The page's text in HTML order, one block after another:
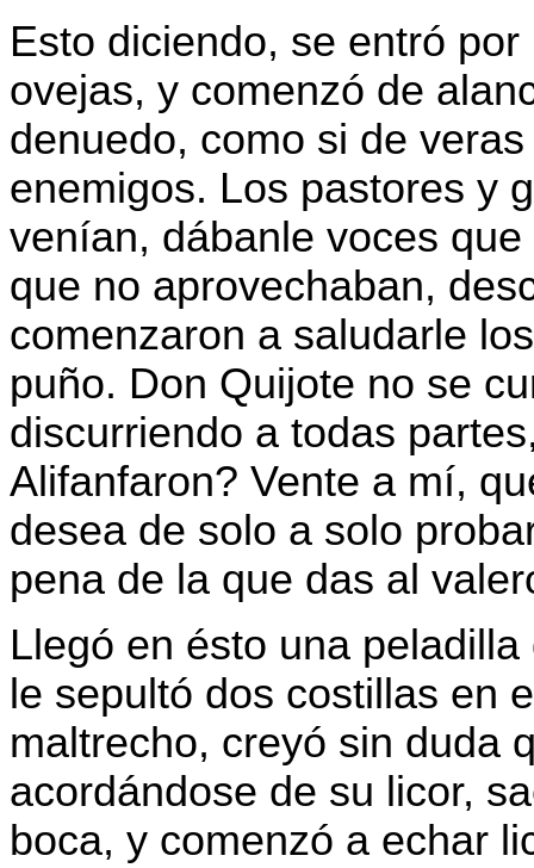
Esto diciendo, se entró
ovejas, y comenzó de
denuedo, como si de
enemigos. Los pastores y
venían, dábanle voces
que no aprovechaban,
comenzaron a saludarle
puño. Don Quijote no se
discurriendo a todas
Alifanfaron? Vente a mí,
desea de solo a solo
pena de la que das al
Llegó en ésto una
le sepultó dos costillas en
maltrecho, creyó sin duda
acordándose de su licor,
boca, y comenzó a echar